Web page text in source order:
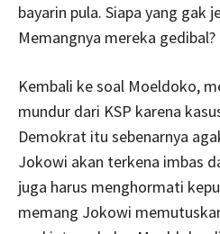
bayarin pula. Siapa yang gak
Memangnya mereka gedibal?
Kembali ke soal Moeldoko,
mundur dari KSP karena
Demokrat itu sebenarnya
Jokowi akan terkena imbas
juga harus menghormati
memang Jokowi